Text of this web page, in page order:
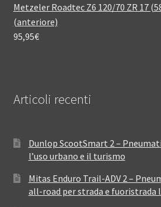
Metzeler Roadtec Z6 120/70 ZR 17
(anteriore)
95,95€
Articoli recenti
Dunlop ScootSmart 2 –
l’uso urbano e il turismo
Mitas Enduro Trail-ADV 2 –
all-road per strada e fuoristrada